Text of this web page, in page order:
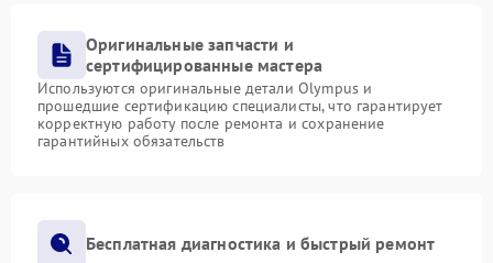
Оригинальные запчасти и
сертифицированные мастера
Используются оригинальные детали Olympus и
прошедшие сертификацию специалисты, что гарантирует
корректную работу после ремонта и сохранение
гарантийных обязательств
Бесплатная диагностика и быстрый ремонт